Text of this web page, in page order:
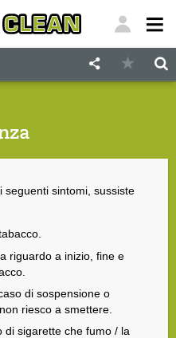
seguenti sintomi, sussiste
riguardo a inizio, fine e
di sospensione o
riesco a smettere.
di sigarette che fumo / la